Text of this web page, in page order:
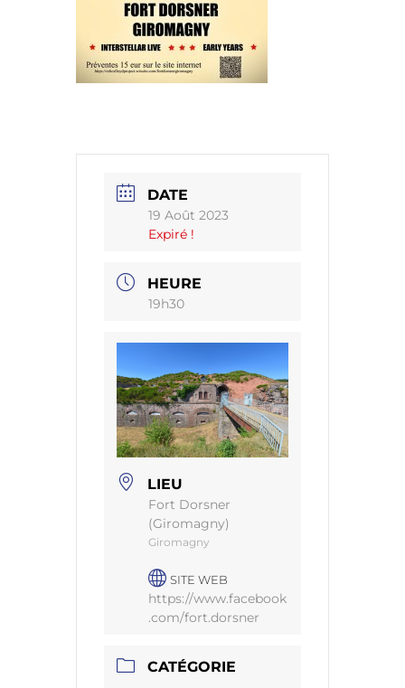
DATE
19 Août 2023
Expiré !
HEURE
19h30
LIEU
Fort Dorsner
(Giromagny)
Giromagny
SITE WEB
https://www.facebook
.com/fort.dorsner
CATÉGORIE